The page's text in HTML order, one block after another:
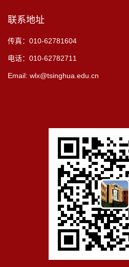
联系地址
传真：010-62781604
电话：010-62782711
Email: wlx@tsinghua.edu.cn